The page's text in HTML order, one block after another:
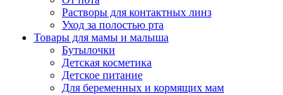
Растворы для контактных линз
Уход за полостью рта
Товары для мамы и малыша
Бутылочки
Детская косметика
Детское питание
Для беременных и кормящих мам